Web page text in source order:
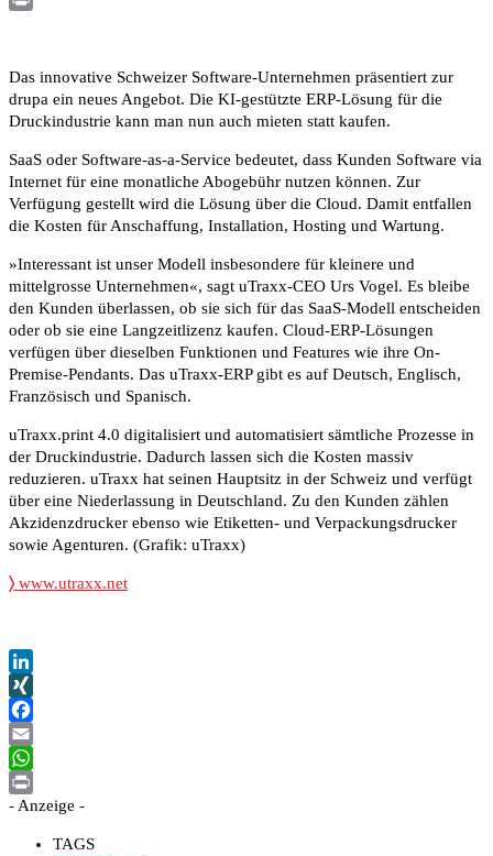
Das innovative Schweizer Software-Unternehmen präsentiert zur
drupa ein neues Angebot. Die KI-gestützte ERP-Lösung für die
Druckindustrie kann man nun auch mieten statt kaufen.
SaaS oder Software-as-a-Service bedeutet, dass Kunden Software via
Internet für eine monatliche Abogebühr nutzen können. Zur
Verfügung gestellt wird die Lösung über die Cloud. Damit entfallen
die Kosten für Anschaffung, Installation, Hosting und Wartung.
»Interessant ist unser Modell insbesondere für kleinere und
mittelgrosse Unternehmen«, sagt uTraxx-CEO Urs Vogel. Es bleibe
den Kunden überlassen, ob sie sich für das SaaS-Modell entscheiden
oder ob sie eine Langzeitlizenz kaufen. Cloud-ERP-Lösungen
verfügen über dieselben Funktionen und Features wie ihre On-
Premise-Pendants. Das uTraxx-ERP gibt es auf Deutsch, Englisch,
Französisch und Spanisch.
uTraxx.print 4.0 digitalisiert und automatisiert sämtliche Prozesse in
der Druckindustrie. Dadurch lassen sich die Kosten massiv
reduzieren. uTraxx hat seinen Hauptsitz in der Schweiz und verfügt
über eine Niederlassung in Deutschland. Zu den Kunden zählen
Akzidenzdrucker ebenso wie Etiketten- und Verpackungsdrucker
sowie Agenturen. (Grafik: uTraxx)
〉 www.utraxx.net
LinkedIn
XING
Facebook
Email
WhatsApp
Print
- Anzeige -
TAGS